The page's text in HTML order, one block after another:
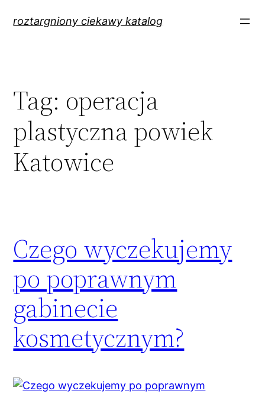
roztargniony ciekawy katalog
Tag: operacja
plastyczna powiek
Katowice
Czego wyczekujemy
po poprawnym
gabinecie
kosmetycznym?